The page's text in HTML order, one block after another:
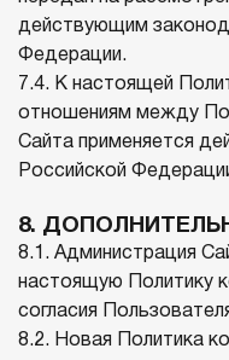
действующим
Федерации.
7.4. К настоящей
отношениям между
Сайта применяется
Российской
8.
8.1. Администрация
настоящую Политику
согласия
8.2. Новая Политика